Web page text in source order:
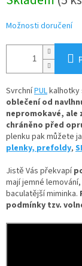
cena:
Možnosti doručení
SvrchníPULkalhotky
oblečení od
nepromokavé, ale
chráněno před
plenku pak můžete
plenky,prefoldy,
Jistě Vás překvapí
mají jemné
baculatější miminka.
podmínky tzv.